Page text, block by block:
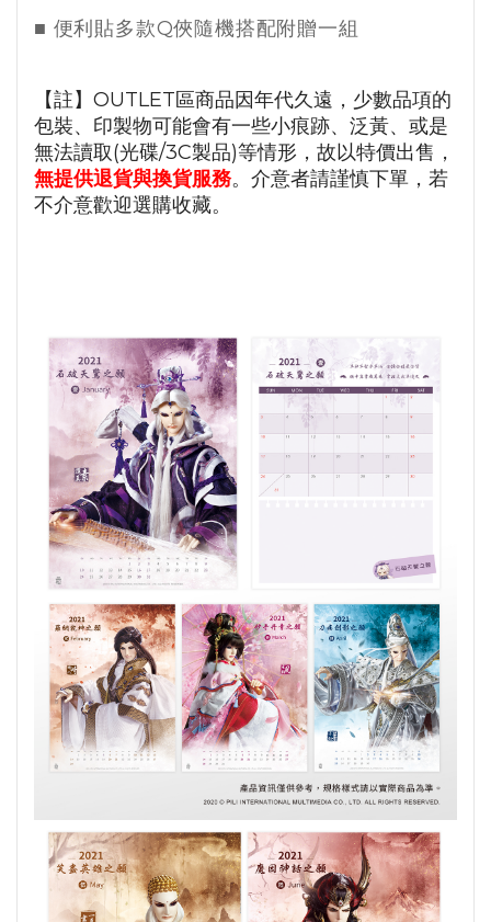
■ 便利貼多款Q俠隨機搭配附贈一組
【註】OUTLET區商品因年代久遠，少數品項的
包裝、印製物可能會有一些小痕跡、泛黃、或是
無法讀取(光碟/3C製品)等情形，故以特價出售，
無提供退貨與換貨服務。介意者請謹慎下單，若
不介意歡迎選購收藏。